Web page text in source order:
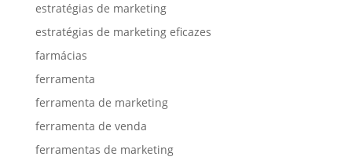
estratégias de marketing
estratégias de marketing eficazes
farmácias
ferramenta
ferramenta de marketing
ferramenta de venda
ferramentas de marketing